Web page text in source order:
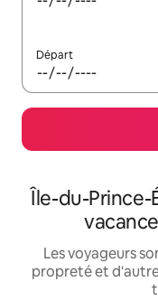
Départ
Île-du-Prince-
Les voyageurs
propreté et